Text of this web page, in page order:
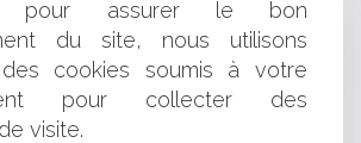
d'intervention d'un comité d'hygiène de
de travail dans un centre
marchés publics
septembre 2021 réforme droit des
pour assurer le bon
du site, nous utilisons
cookies soumis à votre
pour collecter des
visite.